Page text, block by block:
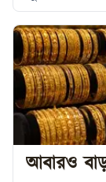
পাঠিয়েছেন
দেশের
গুরুত্বপূর্ণ ভূমিকা রাখছে।
ফরেন
বিভাগের যুগ্ম
তথ্য নিশ্চিত
আবারও